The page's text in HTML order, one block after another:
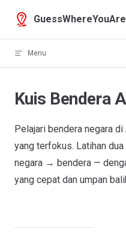
Skip to content
Menu
Kuis Bendera
Pelajari bendera negara
yang terfokus. Latihan
negara → bendera —
yang cepat dan umpan